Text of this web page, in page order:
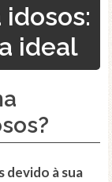
ideal
devido à sua